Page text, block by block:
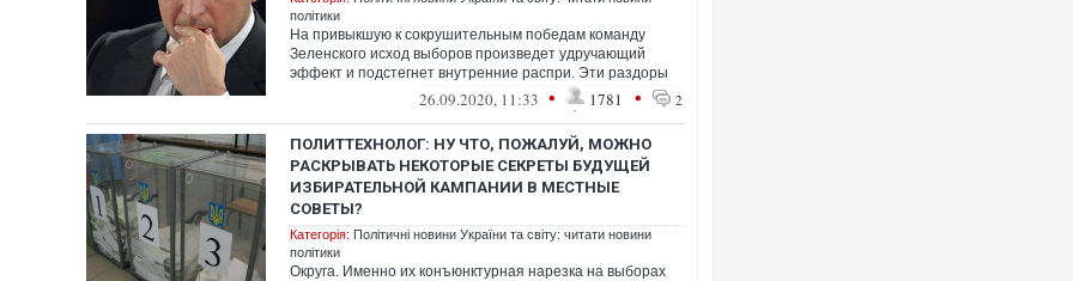
політики
На привыкшую к сокрушительным победам команду
Зеленского исход выборов произведет удручающий
эффект и подстегнет внутренние распри. Эти раздоры
26.09.2020, 11:33 • 1781 • 2
ПОЛИТТЕХНОЛОГ: НУ ЧТО, ПОЖАЛУЙ, МОЖНО
РАСКРЫВАТЬ НЕКОТОРЫЕ СЕКРЕТЫ БУДУЩЕЙ
ИЗБИРАТЕЛЬНОЙ КАМПАНИИ В МЕСТНЫЕ
СОВЕТЫ?
Категорія: Політичні новини України та світу: читати новини
політики
Округа. Именно их конъюнктурная нарезка на выборах